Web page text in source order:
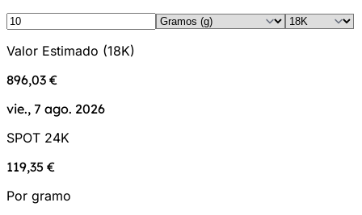
Valor Estimado (18K)
896,03 €
vie., 7 ago. 2026
SPOT 24K
119,35 €
Por gramo